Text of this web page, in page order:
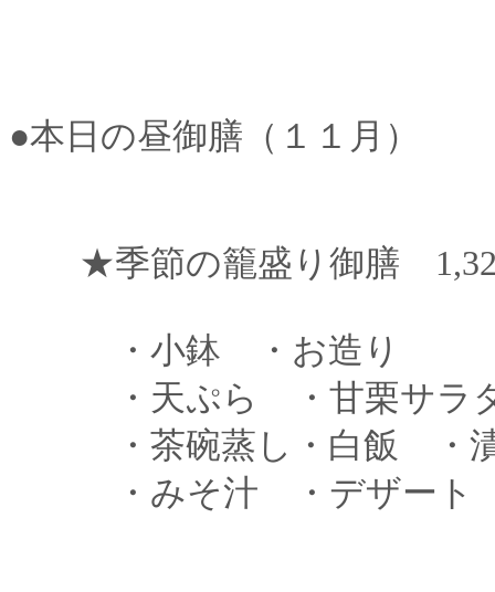
●本日の昼御膳（１１月）
★季節の籠盛り御膳
・小鉢 ・お造り
・天ぷら ・甘栗サラ
・茶碗蒸し・白飯 ・
・みそ汁 ・デザート